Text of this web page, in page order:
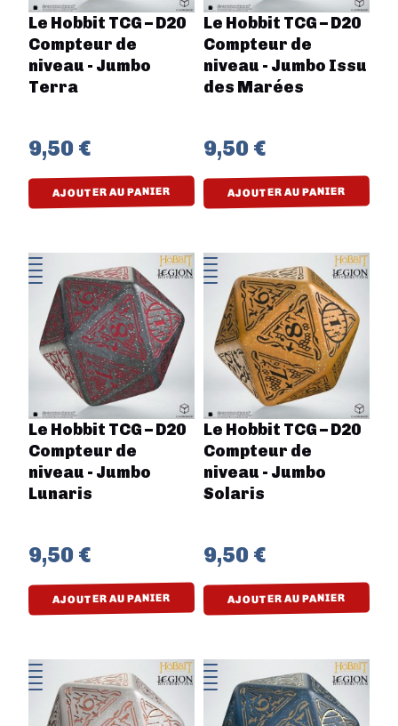
Le Hobbit TCG – D20
Compteur de
niveau - Jumbo
Terra
9,50 €
AJOUTER AU PANIER
Le Hobbit TCG – D20
Compteur de
niveau - Jumbo Issu
des Marées
9,50 €
AJOUTER AU PANIER
Le Hobbit TCG – D20
Compteur de
niveau - Jumbo
Lunaris
9,50 €
AJOUTER AU PANIER
Le Hobbit TCG – D20
Compteur de
niveau - Jumbo
Solaris
9,50 €
AJOUTER AU PANIER